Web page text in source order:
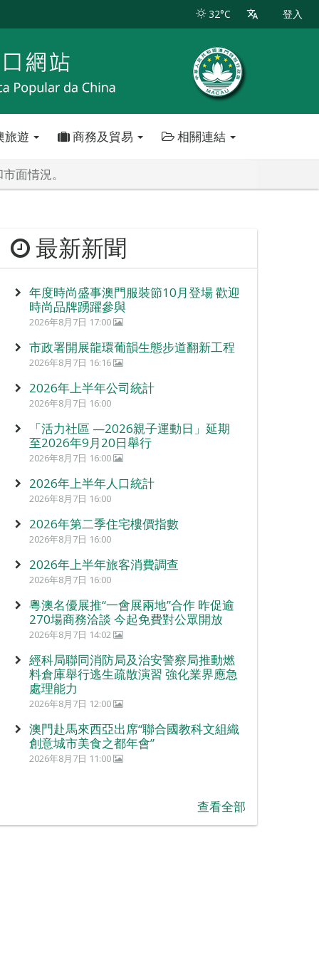
32°C 登入
遊 商務及貿易 相關連結
面情況。
最新新聞
年度時尚盛事澳門服裝節10月登場 歡迎
時尚品牌踴躍參與
2026年8月7日 17:00
市政署開展龍環葡韻生態步道翻新工程
2026年8月7日 16:16
2026年上半年公司統計
2026年8月7日 16:00
「活力社區 —2026親子運動日」延期
至2026年9月20日舉行
2026年8月7日 16:00
2026年上半年人口統計
2026年8月7日 16:00
2026年第二季住宅樓價指數
2026年8月7日 16:00
2026年上半年旅客消費調查
2026年8月7日 16:00
粵澳名優展推“一會展兩地”合作 昨促逾
270場商務洽談 今起免費對公眾開放
2026年8月7日 14:02
經科局聯同消防局及治安警察局推動燃
料倉庫舉行逃生疏散演習 強化業界應急
處理能力
2026年8月7日 12:00
澳門赴馬來西亞出席“聯合國教科文組織
創意城市美食之都年會”
2026年8月7日 11:00
查看全部